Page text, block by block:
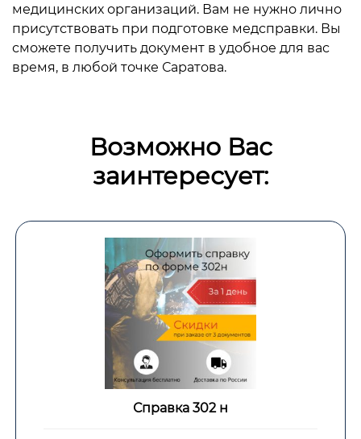
медицинских организаций. Вам не нужно лично
присутствовать при подготовке медсправки. Вы
сможете получить документ в удобное для вас
время, в любой точке Саратова.
Возможно Вас
заинтересует:
Справка 302 н